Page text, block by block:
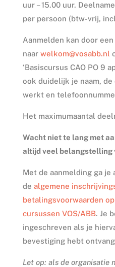
uur – 15.00 uur.
per persoon (btw-vrij,
Aanmelden kan door
naar welkom@vosabb.nl
‘Basiscursus CAO PO 9
ook duidelijk je naam,
werkt en
Het maximumaantal
Wacht niet te lang met
altijd veel belangstelling
Met de aanmelding ga je
de algemene
betalingsvoorwaarden
cursussen VOS/ABB. Je
ingeschreven als je
bevestiging hebt
Let op: als de organisatie